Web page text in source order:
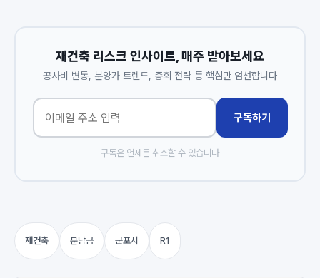
재건축 리스크 인사이트, 매주 받아보세요
공사비 변동, 분양가 트렌드, 총회 전략 등 핵심만 엄선합니다
구독하기
구독은 언제든 취소할 수 있습니다
재건축 분담금 군포시 R1